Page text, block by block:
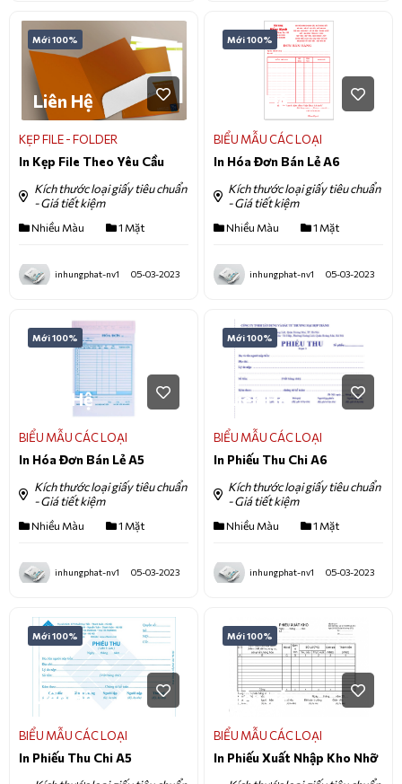
Mới 100%
Liên Hệ
KẸP FILE - FOLDER
In Kẹp File Theo Yêu Cầu
Kích thước loại giấy tiêu chuẩn
- Giá tiết kiệm
Nhiều Màu 1 Mặt
inhungphat-nv1 05-03-2023
Mới 100%
Liên Hệ
BIỂU MẪU CÁC LOẠI
In Hóa Đơn Bán Lẻ A6
Kích thước loại giấy tiêu chuẩn
- Giá tiết kiệm
Nhiều Màu 1 Mặt
inhungphat-nv1 05-03-2023
Mới 100%
Liên Hệ
BIỂU MẪU CÁC LOẠI
In Hóa Đơn Bán Lẻ A5
Kích thước loại giấy tiêu chuẩn
- Giá tiết kiệm
Nhiều Màu 1 Mặt
inhungphat-nv1 05-03-2023
Mới 100%
Liên Hệ
BIỂU MẪU CÁC LOẠI
In Phiếu Thu Chi A6
Kích thước loại giấy tiêu chuẩn
- Giá tiết kiệm
Nhiều Màu 1 Mặt
inhungphat-nv1 05-03-2023
Mới 100%
Liên Hệ
BIỂU MẪU CÁC LOẠI
In Phiếu Thu Chi A5
Mới 100%
Liên Hệ
BIỂU MẪU CÁC LOẠI
In Phiếu Xuất Nhập Kho Nhỡ